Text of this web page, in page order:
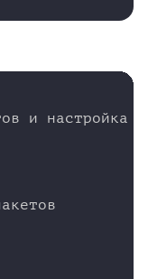
и настройка